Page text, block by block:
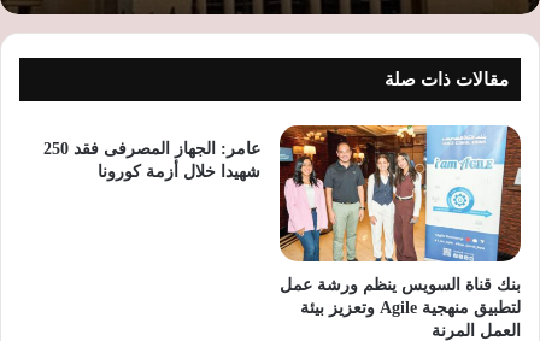
مقالات ذات صلة
بنك قناة السويس ينظم ورشة عمل
لتطبيق منهجية Agile وتعزيز بيئة
العمل المرنة
عامر: الجهاز المصرفى فقد 250
شهيدا خلال أزمة كورونا